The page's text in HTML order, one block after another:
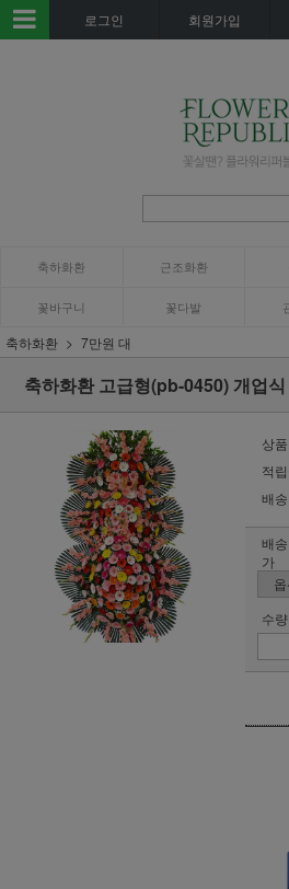
로그인 회원가입
축하화환 근조화환
꽃바구니 꽃다발
축하화환 7만원 대
축하화환 고급형(pb-0450) 개업
상
적
배
배
가
수량